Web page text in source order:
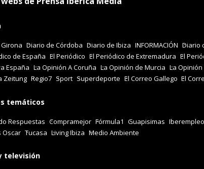
Diario de Córdoba Diario de Ibiza INFORMACIÓN Diario
de España El Periódico El Periódico de Extremadura El
España La Opinión A Coruña La Opinión de Murcia La
Zeitung Regio7 Sport Superdeporte El Correo Gallego El
temáticos
Respuestas Compramejor Fórmula1 Guapisimas
Oscar Tucasa Living Ibiza Medio Ambiente
televisión